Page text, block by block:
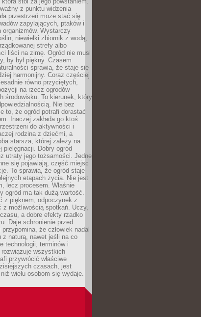
z punktu widzenia
przestrzeń może stać się
zapylających, ptaków i
organizmów. Wystarczy
niewielki zbiornik z wodą,
strefy albo
liści na zimę. Ogród nie musi
by był piękny. Czasem
sprawia, że staje się
harmonijny. Coraz częściej
równo przyciętych,
na rzecz ogrodów
środowisku. To kierunek, który
Nie bez
to, że ogród potrafi dorastać
Inaczej zakłada go ktoś
do aktywności i
rodzina z dziećmi, a
starsza, której zależy na
pielęgnacji. Dobry ogród
utraty jego tożsamości. Jedne
się pojawiają, część miejsc
To sprawia, że ogród staje
etapach życia. Nie jest
lecz procesem. Właśnie
ogród ma tak dużą wartość.
z pięknem, odpoczynek z
z możliwością spotkań. Uczy,
a dobre efekty rzadko
Daje schronienie przed
przypomina, że człowiek nadal
z naturą, nawet jeśli na co
technologii, terminów i
rozwiązuje wszystkich
przywrócić właściwe
czasach, jest
wielu osobom się wydaje.